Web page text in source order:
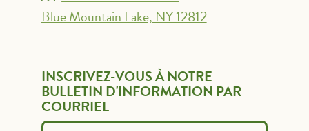
Blue Mountain Lake, NY 12812
INSCRIVEZ-VOUS À NOTRE
BULLETIN D'INFORMATION PAR
COURRIEL